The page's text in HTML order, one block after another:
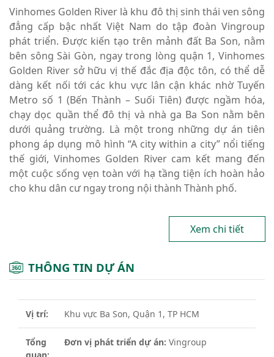
Vinhomes Golden River là khu đô thị sinh thái ven sông
đẳng cấp bậc nhất Việt Nam do tập đoàn Vingroup
phát triển. Được kiến tạo trên mảnh đất Ba Son, nằm
bên sông Sài Gòn, ngay trong lòng quận 1, Vinhomes
Golden River sở hữu vị thế đắc địa độc tôn, có thể dễ
dàng kết nối tới các khu vực lân cận khác nhờ Tuyến
Metro số 1 (Bến Thành – Suối Tiên) được ngầm hóa,
chạy dọc quần thể đô thị và nhà ga Ba Son nằm bên
dưới quảng trường. Là một trong những dự án tiên
phong áp dụng mô hình “A city within a city” nổi tiếng
thế giới, Vinhomes Golden River cam kết mang đến
một cuộc sống vẹn toàn với hạ tầng tiện ích hoàn hảo
cho khu dân cư ngay trong nội thành Thành phố.
Xem chi tiết
THÔNG TIN DỰ ÁN
Vị trí: Khu vực Ba Son, Quận 1, TP HCM
Tổng
Đơn vị phát triển dự án: Vingroup